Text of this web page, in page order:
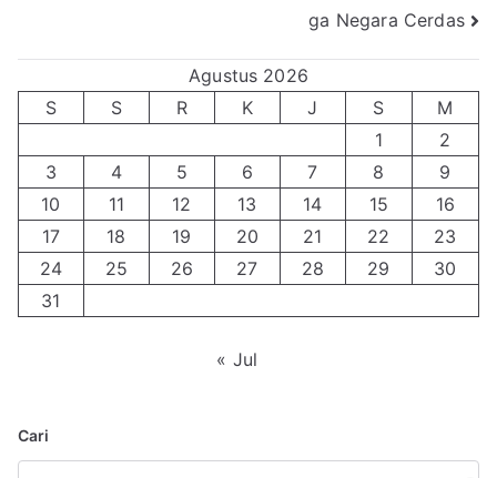
ga Negara Cerdas
Agustus 2026
S
S R K J S
M
1
2
3
4 5 6 7 8
9
10
11 12 13 14 15
16
17
18 19 20 21 22
23
24
25 26 27 28 29
30
31
« Jul
Cari